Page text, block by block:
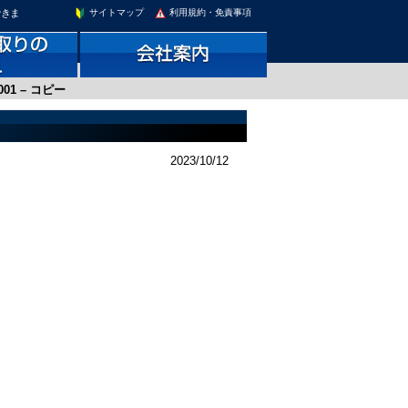
ま
利用規約・免責事項
サイトマップ
– コピー
2023/10/12